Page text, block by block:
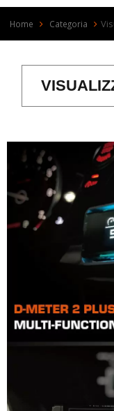
Home Categoria